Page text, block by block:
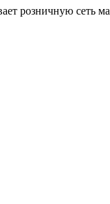
розничную сеть